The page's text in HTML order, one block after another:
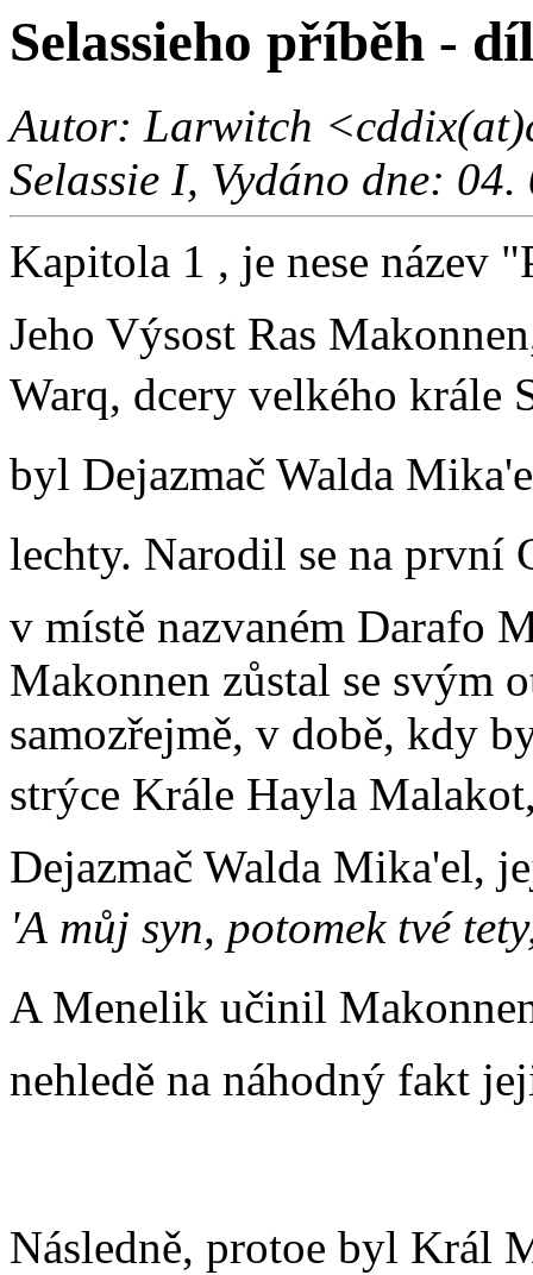
Selassieho příběh -
Autor: Larwitch
Selassie I, Vydáno dne: 04.
Kapitola 1 , je nese
Jeho Výsost Ras
Warq, dcery velkého krále
byl Dejazmač Walda
lechty. Narodil se na
v místě nazvaném Darafo
Makonnen zůstal se svým
samozřejmě, v době, kdy
strýce Krále Hayla Malakot,
Dejazmač Walda Mika'el,
'A můj syn, potomek tvé
A Menelik učinil
nehledě na náhodný fakt
Následně, protoe byl Král